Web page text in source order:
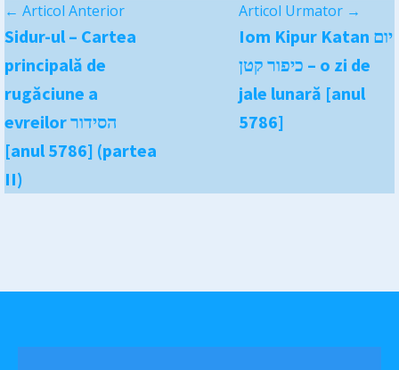
← Articol Anterior
Sidur-ul – Cartea
principală de
rugăciune a
evreilor הסידור
[anul 5786] (partea
II)
Articol Urmator →
Iom Kipur Katan יום
כיפור קטן – o zi de
jale lunară [anul
5786]